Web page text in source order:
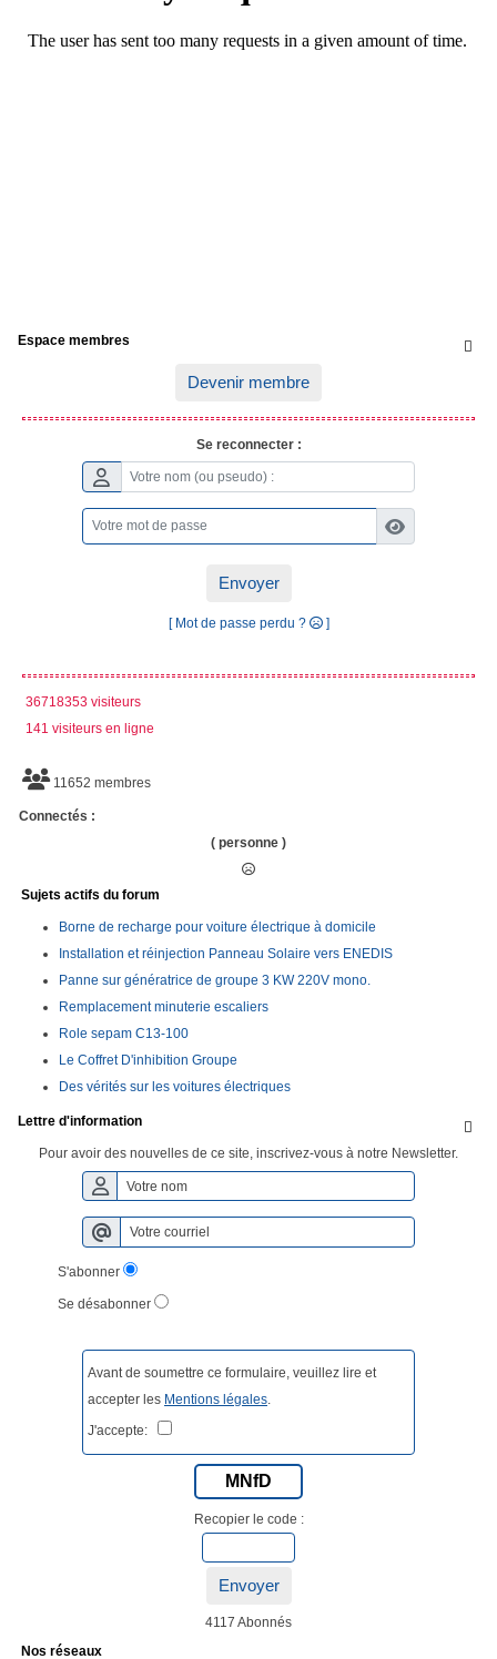

Espace membres
Devenir membre
Se reconnecter :
Envoyer
[ Mot de passe perdu ? ]
36718353 visiteurs
141 visiteurs en ligne
11652 membres
Connectés :
( personne )
Sujets actifs du forum
Borne de recharge pour voiture électrique à domicile
Installation et réinjection Panneau Solaire vers ENEDIS
Panne sur génératrice de groupe 3 KW 220V mono.
Remplacement minuterie escaliers
Role sepam C13-100
Le Coffret D'inhibition Groupe
Des vérités sur les voitures électriques

Lettre d'information
Pour avoir des nouvelles de ce site, inscrivez-vous à notre Newsletter.
S'abonner
Se désabonner
Avant de soumettre ce formulaire, veuillez lire et
accepter les Mentions légales.
J'accepte:
MNfD
Recopier le code :
Envoyer
4117 Abonnés
Nos réseaux